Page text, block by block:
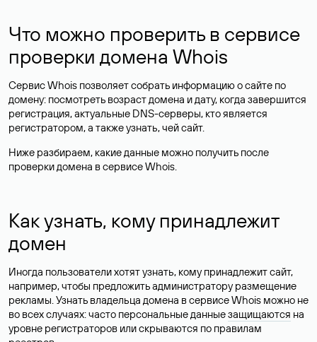
Что можно проверить в сервисе
проверки домена Whois
Сервис Whois позволяет собрать информацию о сайте по
домену: посмотреть возраст домена и дату, когда завершится
регистрация, актуальные DNS-серверы, кто является
регистратором, а также узнать, чей сайт.
Ниже разбираем, какие данные можно получить после
проверки домена в сервисе Whois.
Как узнать, кому принадлежит
домен
Иногда пользователи хотят узнать, кому принадлежит сайт,
например, чтобы предложить администратору размещение
рекламы. Узнать владельца домена в сервисе Whois можно не
во всех случаях: часто персональные данныезащищаются на
уровне регистраторов или скрываются по правилам